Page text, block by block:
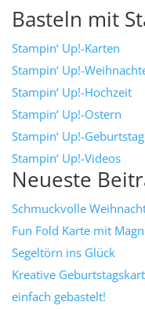
Basteln mit
Stampin‘ Up!-Karten
Stampin‘ Up!-
Stampin‘ Up!-Hochzeit
Stampin‘ Up!-Ostern
Stampin‘ Up!-Geburtstag
Stampin‘ Up!-Videos
Neueste
Schmuckvolle
Fun Fold Karte mit
Segeltörn ins Glück
Kreative
einfach gebastelt!